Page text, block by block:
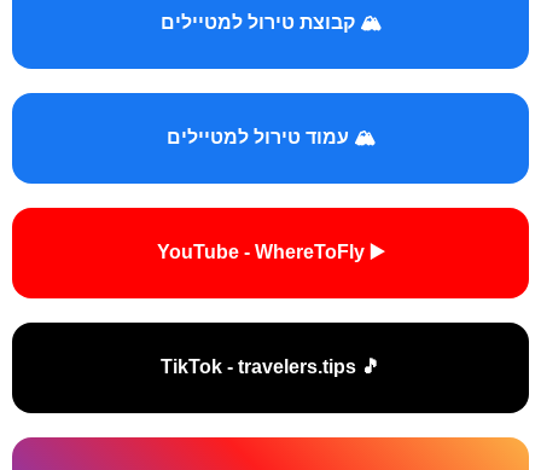
🏔️ קבוצת טירול למטיילים
🏔️ עמוד טירול למטיילים
▶️ YouTube - WhereToFly
🎵 TikTok - travelers.tips